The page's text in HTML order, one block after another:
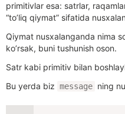
primitivlar esa: satrlar,
“to’liq qiymat” sifatida
Qiymat nusxalanganda nima
ko’rsak, buni tushunish oson.
Satr kabi primitiv bilan
Bu yerda biz message ning